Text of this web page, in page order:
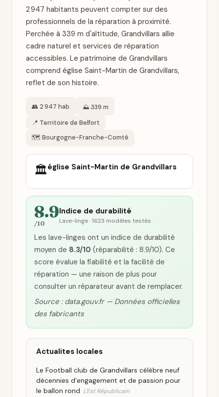
2 947 habitants peuvent compter sur des
professionnels de la réparation à proximité.
Perchée à 339 m d'altitude, Grandvillars allie
cadre naturel et services de réparation
accessibles. Le patrimoine de Grandvillars
comprend église Saint-Martin de Grandvillars,
reflet de son histoire.
👥 2 947 hab.
⛰️ 339 m
📍 Territoire de Belfort
🗺️ Bourgogne-Franche-Comté
🏛️église Saint-Martin de Grandvillars
8.9
/10
Indice de durabilité
Lave-linge · 1623 modèles testés
Les lave-linges ont un indice de durabilité
moyen de 8.3/10 (réparabilité : 8.9/10). Ce
score évalue la fiabilité et la facilité de
réparation — une raison de plus pour
consulter un réparateur avant de remplacer.
Source : data.gouv.fr — Données officielles
des fabricants
Actualites locales
Le Football club de Grandvillars célèbre neuf
décennies d’engagement et de passion pour
le ballon rond L'Est Républicain